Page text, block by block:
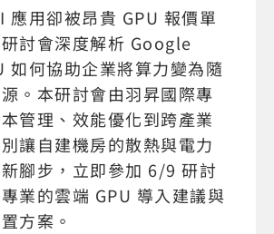
應用卻被昂貴 GPU 報價單
討會深度解析 Google
如何協助企業將算力變為隨
。本研討會由羽昇國際專
管理、效能優化到跨產業
讓自建機房的散熱與電力
腳步，立即參加 6/9 研討
業的雲端 GPU 導入建議與
方案。